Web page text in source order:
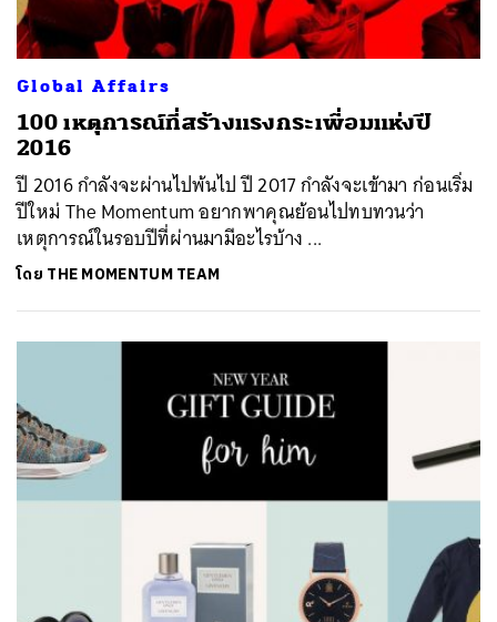
Global Affairs
100 เหตุการณ์ที่สร้างแรงกระเพื่อมแห่งปี
2016
ปี 2016 กำลังจะผ่านไปพ้นไป ปี 2017 กำลังจะเข้ามา ก่อนเริ่ม
ปีใหม่ The Momentum อยากพาคุณย้อนไปทบทวนว่า
เหตุการณ์ในรอบปีที่ผ่านมามีอะไรบ้าง ...
โดย THE MOMENTUM TEAM
SHARE TWEET LINE EMAIL